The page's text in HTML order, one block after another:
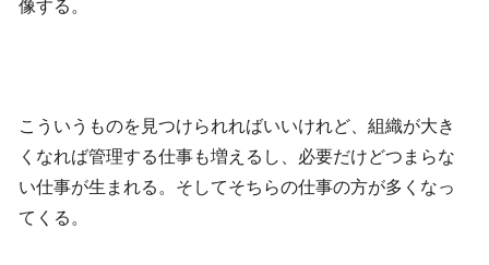
像する。
こういうものを見つけられればいいけれど、組織が大き
くなれば管理する仕事も増えるし、必要だけどつまらな
い仕事が生まれる。そしてそちらの仕事の方が多くなっ
てくる。